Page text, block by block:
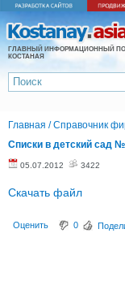
ГЛАВНЫЙ ИНФОРМАЦИОННЫЙ
КОСТАНАЯ
Главная /Справочник
Списки в детский сад
05.07.2012 3422
Скачать файл
Оценить 0